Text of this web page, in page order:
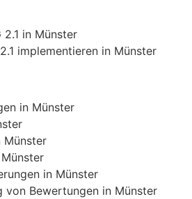
2.1 in Münster
implementieren in Münster
in Münster
Münster
in Münster
Bewertungen in Münster